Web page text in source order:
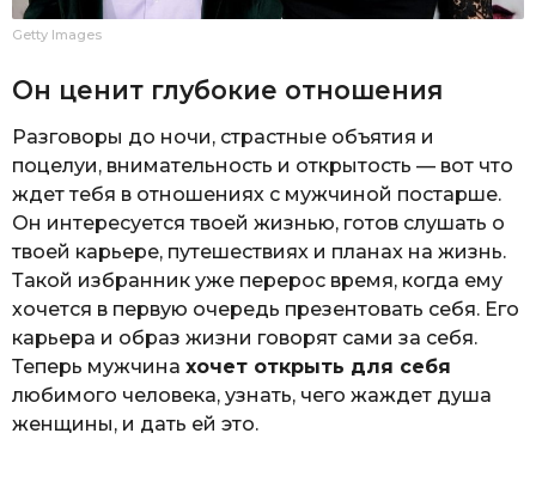
Getty Images
Он ценит глубокие отношения
Разговоры до ночи, страстные объятия и
поцелуи, внимательность и открытость — вот что
ждет тебя в отношениях с мужчиной постарше.
Он интересуется твоей жизнью, готов слушать о
твоей карьере, путешествиях и планах на жизнь.
Такой избранник уже перерос время, когда ему
хочется в первую очередь презентовать себя. Его
карьера и образ жизни говорят сами за себя.
Теперь мужчина хочет открыть для себя
любимого человека, узнать, чего жаждет душа
женщины, и дать ей это.